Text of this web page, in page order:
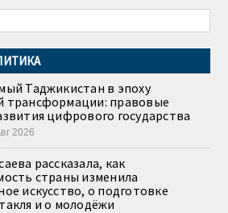
Таджикистан в эпоху
трансформации: правовые
цифрового государства
2026
рассказала, как
страны изменила
искусство, о подготовке
и о молодёжи